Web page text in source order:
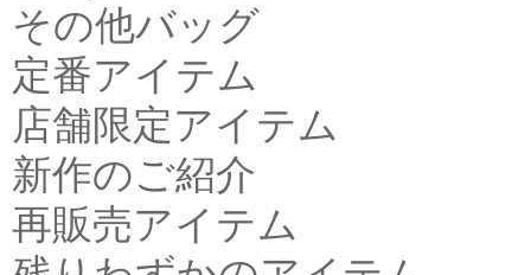
その他バッグ
定番アイテム
店舗限定アイテム
新作のご紹介
再販売アイテム